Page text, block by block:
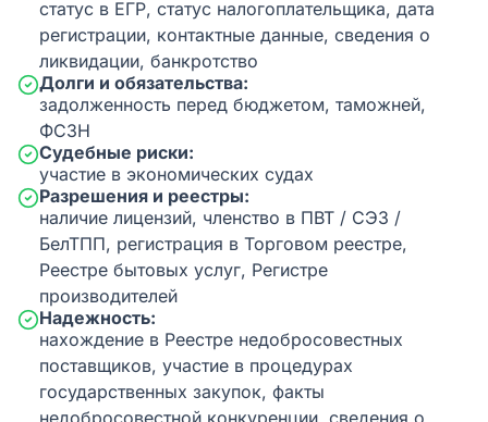
статус в ЕГР, статус налогоплательщика, дата
регистрации, контактные данные, сведения о
ликвидации, банкротство
Долги и обязательства:
задолженность перед бюджетом, таможней,
ФСЗН
Судебные риски:
участие в экономических судах
Разрешения и реестры:
наличие лицензий, членство в ПВТ / СЭЗ /
БелТПП, регистрация в Торговом реестре,
Реестре бытовых услуг, Регистре
производителей
Надежность:
нахождение в Реестре недобросовестных
поставщиков, участие в процедурах
государственных закупок, факты
недобросовестной конкуренции, сведения о